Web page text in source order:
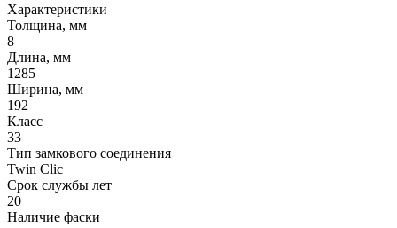
Характеристики
Толщина, мм
8
Длина, мм
1285
Ширина, мм
192
Класс
33
Тип замкового соединения
Twin Clic
Срок службы лет
20
Наличие фаски